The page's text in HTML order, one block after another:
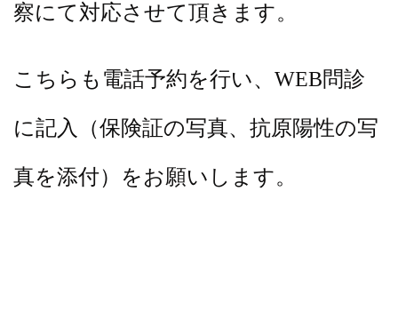
察にて対応させて頂きます。
こちらも電話予約を行い、WEB問診
に記入（保険証の写真、抗原陽性の写
真を添付） をお願いします。